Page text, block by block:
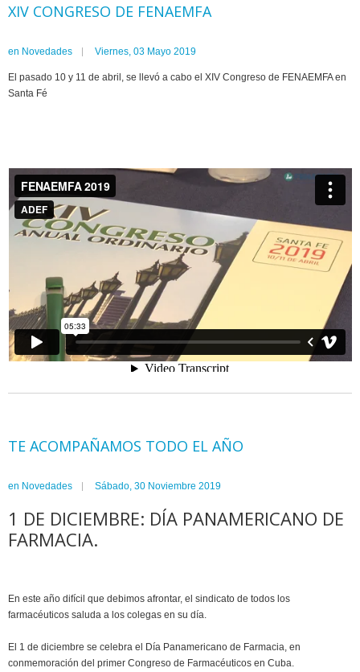
XIV CONGRESO DE FENAEMFA
en Novedades Viernes, 03 Mayo 2019
El pasado 10 y 11 de abril, se llevó a cabo el XIV Congreso de FENAEMFA en
Santa Fé
TE ACOMPAÑAMOS TODO EL AÑO
en Novedades Sábado, 30 Noviembre 2019
1 DE DICIEMBRE: DÍA PANAMERICANO DE
FARMACIA.
En este año difícil que debimos afrontar, el sindicato de todos los
farmacéuticos saluda a los colegas en su día.
El 1 de diciembre se celebra el Día Panamericano de Farmacia, en
conmemoración del primer Congreso de Farmacéuticos en Cuba.